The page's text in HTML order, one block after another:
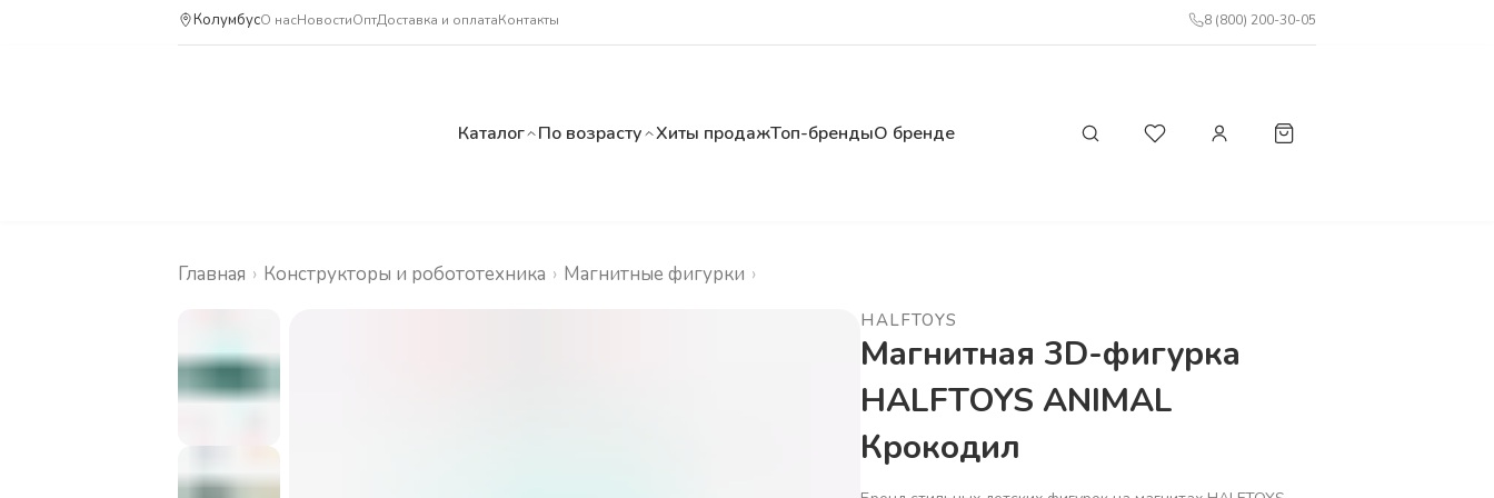
КолумбусО насНовостиОптДоставка и оплатаКонтакты 8 (800) 200-30-05
Каталог По возрасту Хиты продажТоп-брендыО бренде
Главная › Конструкторы и робототехника › Магнитные фигурки ›
HALFTOYS
Магнитная 3D-фигурка
HALFTOYS ANIMAL
Крокодил